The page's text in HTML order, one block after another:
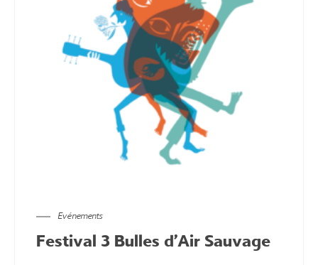
Evénements
Festival 3 Bulles d’Air Sauvage